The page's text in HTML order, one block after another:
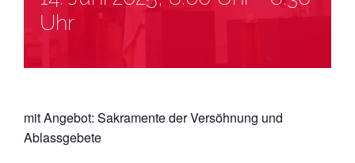
Uhr
mit Angebot: Sakramente der Versöhnung und
Ablassgebete